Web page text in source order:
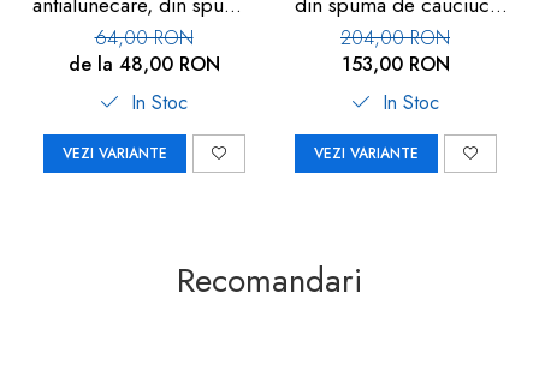
3+1 Gratuit
64,00 RON
de la 48,00 RON
In Stoc
VEZI VARIANTE
5.5x90cm, uz industrial,
3+1 Gratuit
204,00 RON
153,00 RON
In Stoc
VEZI VARIANTE
Recomandari